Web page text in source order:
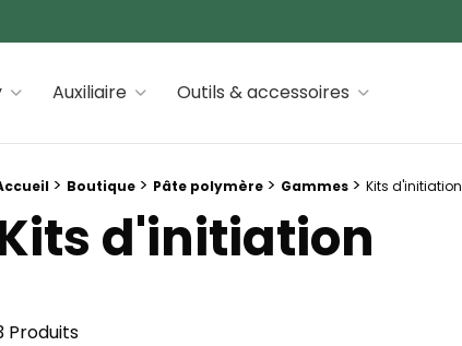
Auxiliaire Outils & accessoires
d'Ariane :
> Boutique > Pâte polymère > Gammes > Kits d'initiation
d'initiation
Produits